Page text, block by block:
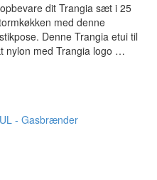
dit Trangia sæt i 25
med denne
Denne Trangia etui til
nylon med Trangia logo …